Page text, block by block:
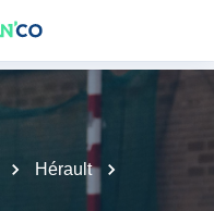
Hérault